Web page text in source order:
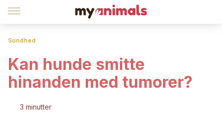
Sundhed
Kan hunde smitte
hinanden med tumorer?
3 minutter